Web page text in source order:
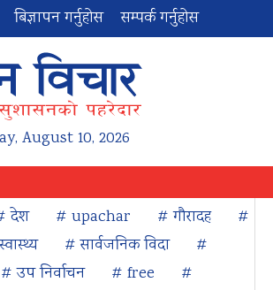
बिज्ञापन गर्नुहोस सम्पर्क गर्नुहोस
August 10, 2026
देश # upachar # गौरादह
#
# सार्वजनिक विदा
#
# उप निर्वाचन # free
#